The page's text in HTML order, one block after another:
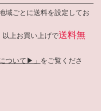
ごとに送料を設定してお
上お買い上げで送料無
ついて▶」 をご覧くださ